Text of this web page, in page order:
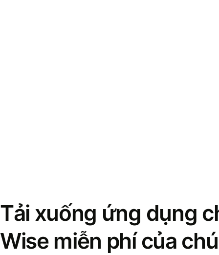
Tải xuống ứng dụng
Wise miễn phí của